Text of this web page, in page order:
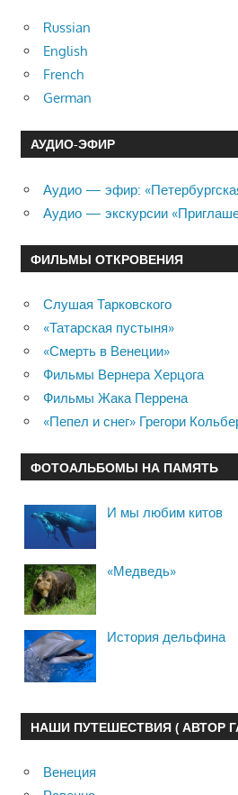
Russian
English
French
German
АУДИО-ЭФИР
Аудио — эфир:
Аудио — экскурсии
ФИЛЬМЫ ОТКРОВЕНИЯ
Слушая Тарковского
«Татарская пустыня»
«Смерть в Венеции»
Фильмы Вернера Херцога
Фильмы Жака Перрена
«Пепел и снег» Грегори
ФОТОАЛЬБОМЫ НА ПАМЯТЬ
И мы любим китов
«Медведь»
История дельфина
НАШИ ПУТЕШЕСТВИЯ ( АВТОР
Венеция